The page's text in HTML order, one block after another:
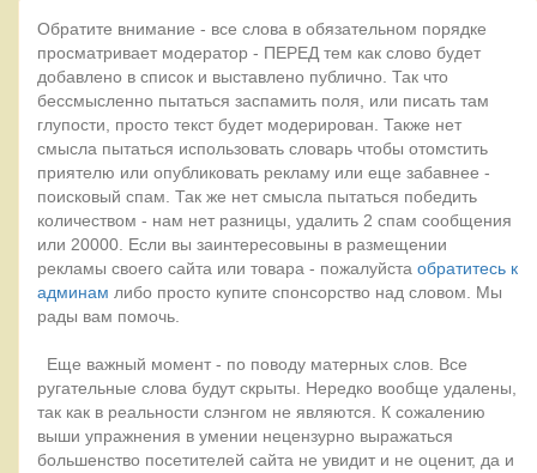
Обратите внимание - все слова в обязательном порядке
просматривает модератор - ПЕРЕД тем как слово будет
добавлено в список и выставлено публично. Так что
бессмысленно пытаться заспамить поля, или писать там
глупости, просто текст будет модерирован. Также нет
смысла пытаться использовать словарь чтобы отомстить
приятелю или опубликовать рекламу или еще забавнее -
поисковый спам. Так же нет смысла пытаться победить
количеством - нам нет разницы, удалить 2 спам сообщения
или 20000. Если вы заинтересовыны в размещении
рекламы своего сайта или товара - пожалуйста обратитесь к
админам либо просто купите спонсорство над словом. Мы
рады вам помочь.
Еще важный момент - по поводу матерных слов. Все
ругательные слова будут скрыты. Нередко вообще удалены,
так как в реальности слэнгом не являются. К сожалению
выши упражнения в умении нецензурно выражаться
большенство посетителей сайта не увидит и не оценит, да и